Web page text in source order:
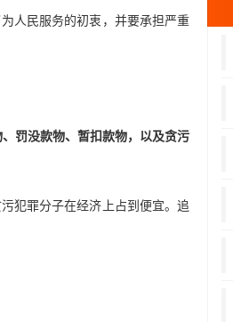
人民服务的初衷，并要承担严重
罚没款物、暂扣款物，以及贪污
犯罪分子在经济上占到便宜。追